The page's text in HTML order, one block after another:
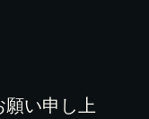
い申し上